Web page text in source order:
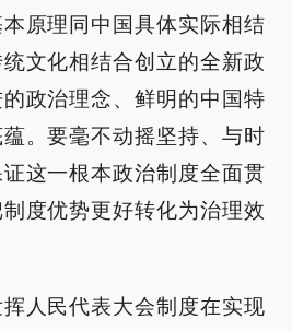
原理同中国具体实际相结
文化相结合创立的全新政
政治理念、鲜明的中国特
。要毫不动摇坚持、与时
这一根本政治制度全面贯
度优势更好转化为治理效
人民代表大会制度在实现